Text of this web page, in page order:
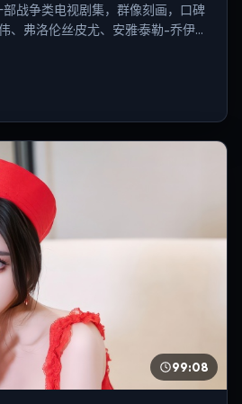
战争类电视剧集，群像刻画，口碑
、弗洛伦丝·皮尤、安雅·泰勒-乔伊
99:08